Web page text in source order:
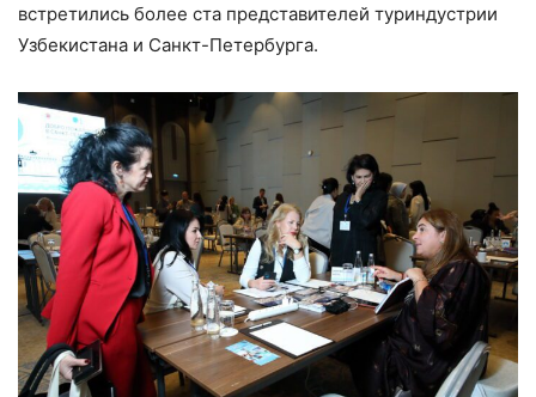
встретились более ста представителей туриндустрии
Узбекистана и Санкт-Петербурга.